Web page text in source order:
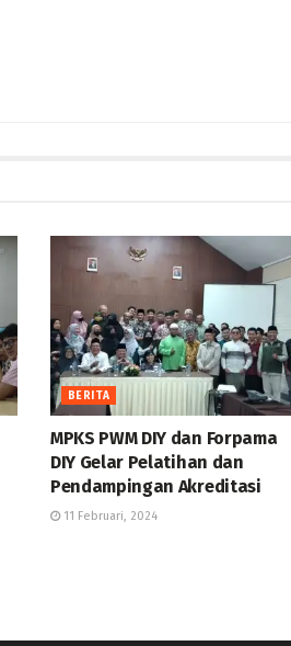
BERITA
MPKS PWM DIY dan Forpama
DIY Gelar Pelatihan dan
Pendampingan Akreditasi
11 Februari, 2024